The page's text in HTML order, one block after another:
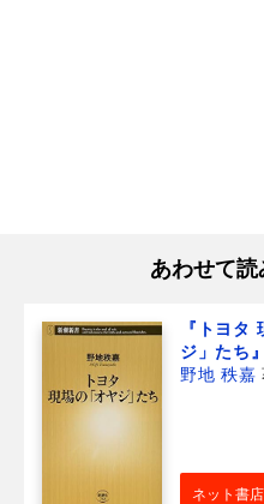
あわせて
『トヨタ
ジ」たち』
野地 秩嘉
ネット書